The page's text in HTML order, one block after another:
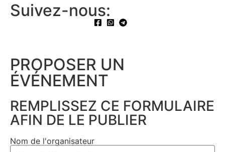
Suivez-nous:
PROPOSER UN
ÉVÉNEMENT​
REMPLISSEZ CE FORMULAIRE
AFIN DE LE PUBLIER
Nom de l'organisateur